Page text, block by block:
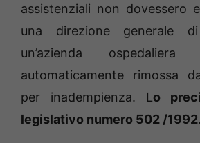
assistenziali non dovessero
una direzione generale
un’azienda
automaticamente rimossa
per inadempienza. Lo
legislativo numero 502 /1992.